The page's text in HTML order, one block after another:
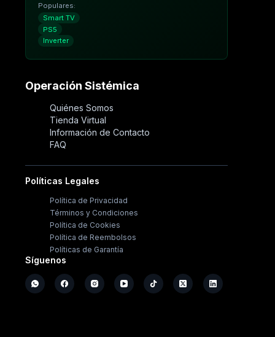
Populares:
Smart TV
PS5
Inverter
Operación Sistémica
Quiénes Somos
Tienda Virtual
Información de Contacto
FAQ
Políticas Legales
Política de Privacidad
Términos y Condiciones
Política de Cookies
Política de Reembolsos
Políticas de Garantía
Síguenos